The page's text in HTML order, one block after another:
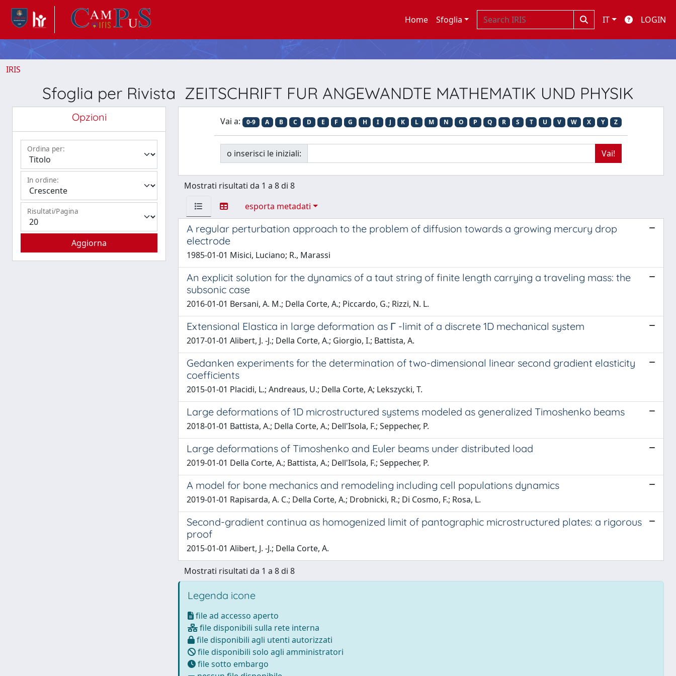
Home Sfoglia IT LOGIN
IRIS
Sfoglia per Rivista ZEITSCHRIFT FUR ANGEWANDTE MATHEMATIK UND PHYSIK
Opzioni
Ordina per:
In ordine:
Risultati/Pagina
Vai a: 0-9 A B C D E F G H I J K L M N O P Q R S T U V W X Y Z
o inserisci le iniziali:
Mostrati risultati da 1 a 8 di 8
esporta metadati
A regular perturbation approach to the problem of diffusion towards a growing mercury drop
electrode
1985-01-01 Misici, Luciano; R., Marassi
An explicit solution for the dynamics of a taut string of finite length carrying a traveling mass: the
subsonic case
2016-01-01 Bersani, A. M.; Della Corte, A.; Piccardo, G.; Rizzi, N. L.
Extensional Elastica in large deformation as Γ -limit of a discrete 1D mechanical system
2017-01-01 Alibert, J. -J.; Della Corte, A.; Giorgio, I.; Battista, A.
Gedanken experiments for the determination of two-dimensional linear second gradient elasticity
coefficients
2015-01-01 Placidi, L.; Andreaus, U.; Della Corte, A; Lekszycki, T.
Large deformations of 1D microstructured systems modeled as generalized Timoshenko beams
2018-01-01 Battista, A.; Della Corte, A.; Dell'Isola, F.; Seppecher, P.
Large deformations of Timoshenko and Euler beams under distributed load
2019-01-01 Della Corte, A.; Battista, A.; Dell'Isola, F.; Seppecher, P.
A model for bone mechanics and remodeling including cell populations dynamics
2019-01-01 Rapisarda, A. C.; Della Corte, A.; Drobnicki, R.; Di Cosmo, F.; Rosa, L.
Second-gradient continua as homogenized limit of pantographic microstructured plates: a rigorous
proof
2015-01-01 Alibert, J. -J.; Della Corte, A.
Mostrati risultati da 1 a 8 di 8
Legenda icone
file ad accesso aperto
file disponibili sulla rete interna
file disponibili agli utenti autorizzati
file disponibili solo agli amministratori
file sotto embargo